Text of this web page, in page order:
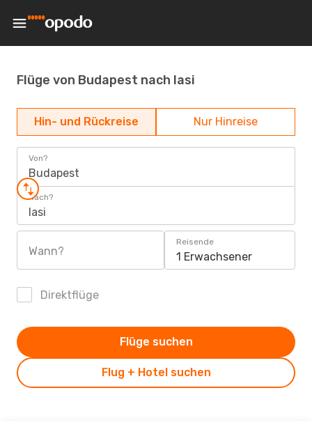
Flüge von Budapest nach Iasi
Hin- und Rückreise Nur Hinreise
Von?
Budapest
Nach?
Iasi
Wann?
Reisende
1 Erwachsener
Direktflüge
Flug + Hotel suchen
Flüge suchen